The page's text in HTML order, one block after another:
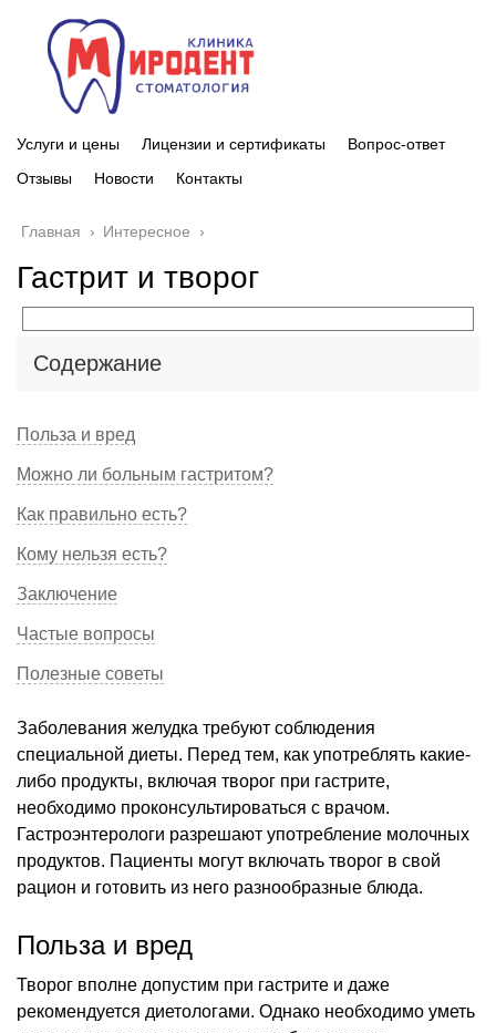
Услуги и цены Лицензии и сертификаты
Вопрос-ответ
Отзывы
Новости Контакты
Главная › Интересное ›
Гастрит и творог
Содержание
Польза и вред
Можно ли больным гастритом?
Как правильно есть?
Кому нельзя есть?
Заключение
Частые вопросы
Полезные советы
Заболевания желудка требуют соблюдения
специальной диеты. Перед тем, как употреблять какие-
либо продукты, включая творог при гастрите,
необходимо проконсультироваться с врачом.
Гастроэнтерологи разрешают употребление молочных
продуктов. Пациенты могут включать творог в свой
рацион и готовить из него разнообразные блюда.
Польза и вред
Творог вполне допустим при гастрите и даже
рекомендуется диетологами. Однако необходимо уметь